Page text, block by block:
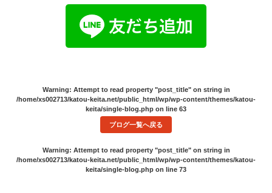
Warning: Attempt to read property "post_title" on string in
/home/xs002713/katou-keita.net/public_html/wp/wp-content/themes/katou-
keita/single-blog.php on line 63
ブログ一覧へ戻る
Warning: Attempt to read property "post_title" on string in
/home/xs002713/katou-keita.net/public_html/wp/wp-content/themes/katou-
keita/single-blog.php on line 73